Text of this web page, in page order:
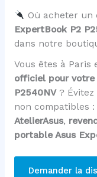
Où acheter un
ExpertBook P2
dans notre
Vous êtes à Paris
officiel pour votre
P2540NV? Évitez
non compatibles
AtelierAsus,
portable Asus
Demander la